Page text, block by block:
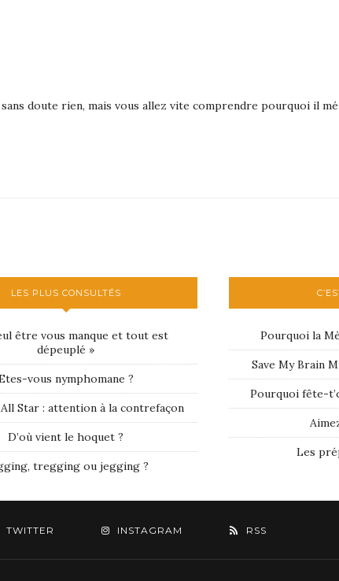
doute rien, mais vous allez vite comprendre pourquoi il
LES PLUS CONSULTÉS
être vous manque et tout est
dépeuplé »
vous nymphomane ?
Star : attention à la contrefaçon
D’où vient le hoquet ?
tregging ou jegging ?
Pourquoi la
Save My Brain
Pourquoi fête-
Les
TWITTER INSTAGRAM RSS